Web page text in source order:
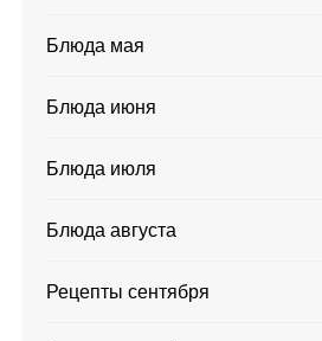
Блюда мая
Блюда июня
Блюда июля
Блюда августа
Рецепты сентября